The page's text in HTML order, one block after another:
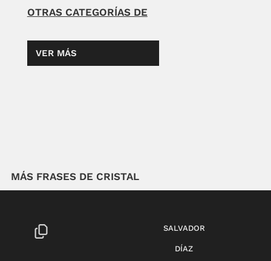
OTRAS CATEGORÍAS DE
VER MÁS
MÁS FRASES DE CRISTAL
SALVADOR
DÍAZ